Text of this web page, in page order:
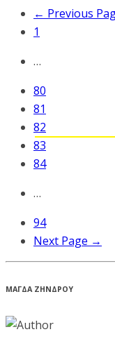
← Previous
1
…
80
81
82
83
84
…
94
Next Page →
ΜΑΓΔΑ ΖΗΝΔΡΟΥ